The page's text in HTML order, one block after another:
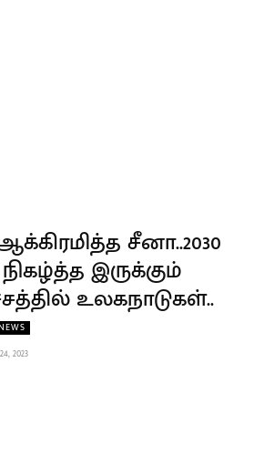
சீனா..2030
இருக்கும்
உலகநாடுகள்..
2023